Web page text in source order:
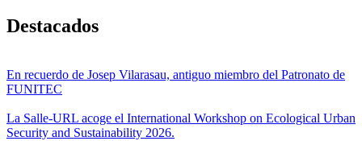
Destacados
En recuerdo de Josep Vilarasau, antiguo miembro del Patronato de
FUNITEC
La Salle-URL acoge el International Workshop on Ecological Urban
Security and Sustainability 2026.